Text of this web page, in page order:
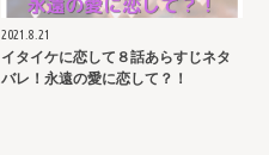
2021.8.21
イタイケに恋して８話あらすじネタ
バレ！永遠の愛に恋して？！